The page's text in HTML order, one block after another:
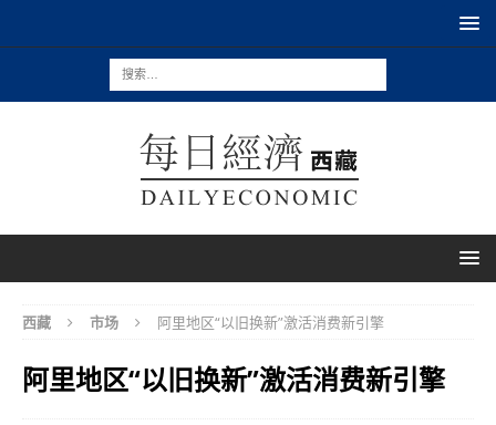
西藏 市场 阿里地区“以旧换新”激活消费新引擎
阿里地区“以旧换新”激活消费新引擎